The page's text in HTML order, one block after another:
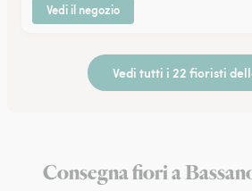
Vedi il negozio
Vedi tutti i 22 fioristi
Consegna fiori a